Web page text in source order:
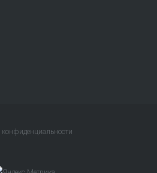
конфиденциальности